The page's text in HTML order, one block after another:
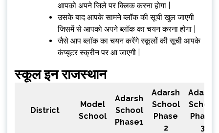
आपको अपने जिले पर क्लिक करना होगा |
उसके बाद आपके सामने ब्लॉक की सूची खुल जाएगी
जिसमें से आपको अपने ब्लॉक का चयन करना होगा |
जैसे आप ब्लॉक का चयन करेंगे स्कूलों की सूची आपके
कंप्यूटर स्क्रीन पर आ जाएगी |
स्कूल इन राजस्थान
District
Model
School
Adarsh
School
Phase1
Adarsh
School
Phase
2
Adarsh
School
Phase
3